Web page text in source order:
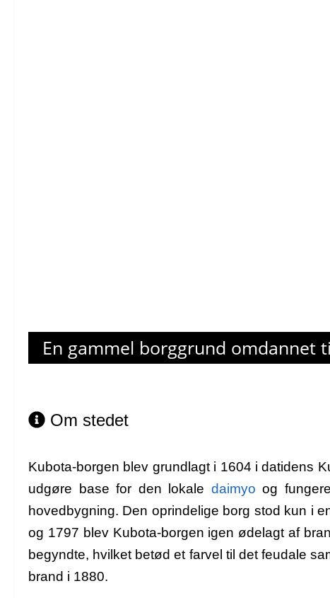
En gammel borggrund omdannet
Om stedet
Kubota-borgen blev grundlagt i 1604 i datidens
udgøre base for den lokale daimyo og
hovedbygning. Den oprindelige borg stod kun i
og 1797 blev Kubota-borgen igen ødelagt af
begyndte, hvilket betød et farvel til det feudale
brand i 1880.